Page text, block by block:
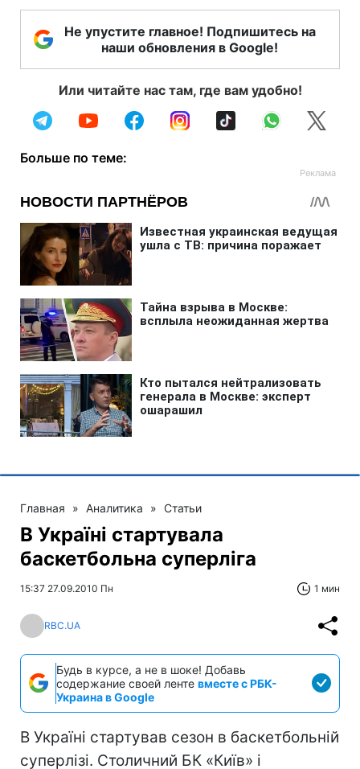
Не упустите главное! Подпишитесь на
наши обновления в Google!
Или читайте нас там, где вам удобно!
Больше по теме:
Главная » Аналитика » Статьи
В Україні стартувала
баскетбольна суперліга
15:37 27.09.2010 Пн 1 мин
RBC.UA
Будь в курсе, а не в шоке! Добавь
содержание своей ленте вместе с РБК-
Украина в Google
В Україні стартував сезон в баскетбольній
суперлізі. Столичний БК «Київ» і